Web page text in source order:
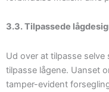
3.3. Tilpassede
Ud over at tilpasse
tilpasse lågene. Uanset
tamper-evident